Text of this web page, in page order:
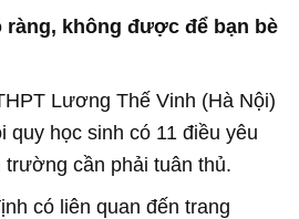
không được để bạn bè
Lương Thế Vinh (Hà Nội)
quy học sinh có 11 điều yêu
trường cần phải tuân thủ.
có liên quan đến trang